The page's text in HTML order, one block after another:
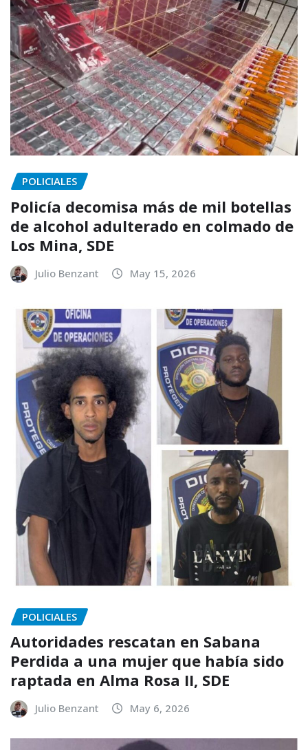
POLICIALES
Policía decomisa más de mil botellas
de alcohol adulterado en colmado de
Los Mina, SDE
Julio Benzant May 15, 2026
POLICIALES
Autoridades rescatan en Sabana
Perdida a una mujer que había sido
raptada en Alma Rosa II, SDE
Julio Benzant May 6, 2026